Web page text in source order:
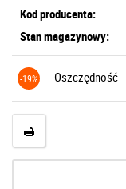
Kod producenta:
Stan magazynowy:
-19% Oszczędność